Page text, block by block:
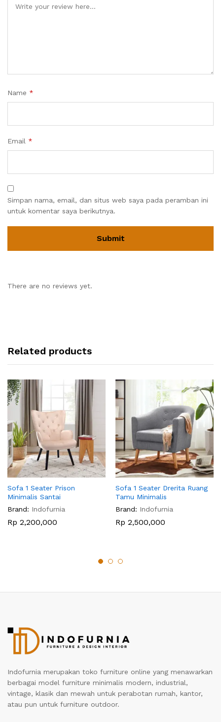
Name *
Email *
Simpan nama, email, dan situs web saya pada peramban ini
untuk komentar saya berikutnya.
There are no reviews yet.
Related products
Sofa 1 Seater Prison
Minimalis Santai
Brand: Indofurnia
Rp 2,200,000
Sofa 1 Seater Drerita Ruang
Tamu Minimalis
Brand: Indofurnia
Rp 2,500,000
Indofurnia merupakan toko furniture online yang menawarkan
berbagai model furniture minimalis modern, industrial,
vintage, klasik dan mewah untuk perabotan rumah, kantor,
atau pun untuk furniture outdoor.